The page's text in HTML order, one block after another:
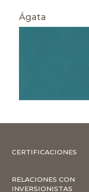
Ágata
CERTIFICACIONES
RELACIONES CON
INVERSIONISTAS